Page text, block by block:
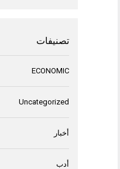
تصنيفات
ECONOMIC
Uncategorized
أخبار
أدب